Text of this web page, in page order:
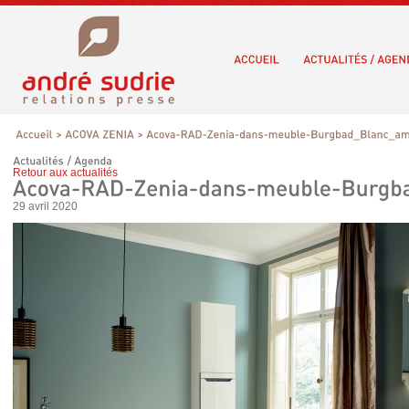
Retour aux actualités
29 avril 2020